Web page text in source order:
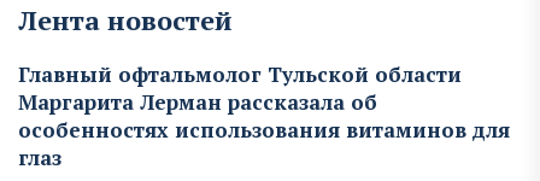
Лента новостей
Главный офтальмолог Тульской области
Маргарита Лерман рассказала об
особенностях использования витаминов для
глаз